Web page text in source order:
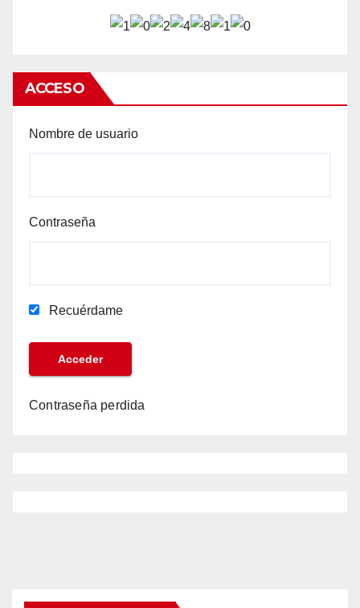
ACCESO
Nombre de usuario
Contraseña
Recuérdame
Contraseña perdida